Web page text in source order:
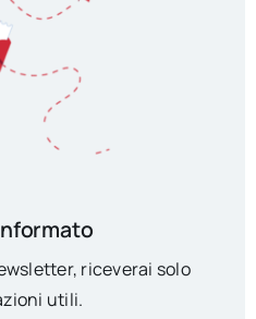
riceverai solo
utili.